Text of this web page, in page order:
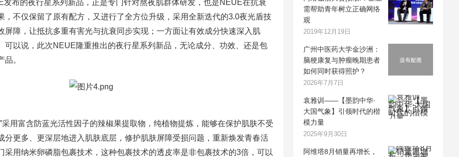
发布的夜行星系列新品，正是专门针对熬夜肌群体研发，也是NEUE在抗衰
，不仅保留了原有配方，又进行了全方位升级，采用全新迭代的3.0夜光盾技
屏障，让抵抗多重有害光与抗衰同步实现；一方面让有效成分快速深入肌
可以说，此次NEUE隆重推出的夜行星系列新品，无论成分、功效、还是包
。
采用富含防蓝光活性因子的辣椒果提取物，纯植物提炼，能够在保护肌肤不受
分更多、更深层地进入肌肤底层，修护肌肤屏障受损问题，重新焕发青春活
采用纳米卵磷脂包裹技术，这种包裹技术的透皮率是非包裹技术的3倍，可以
需帮助青年树立正确网络
观
2019年12月19日
广州中医药大学金沙洲：
脑梗康复与肿瘤晚期患者
如何同时获得照护？
2026年7月7日
袁雅训——【墨韵中华·
大国气象】引领时代的楷
模力量
2025年9月30日
阿维塔8月销量再增长，